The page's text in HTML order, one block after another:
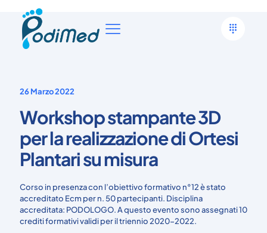
26 Marzo 2022
Workshop stampante 3D
per la realizzazione di Ortesi
Plantari su misura
Corso in presenza con l’obiettivo formativo n°12 è stato
accreditato Ecm per n. 50 partecipanti. Disciplina
accreditata: PODOLOGO. A questo evento sono assegnati 10
crediti formativi validi per il triennio 2020-2022.